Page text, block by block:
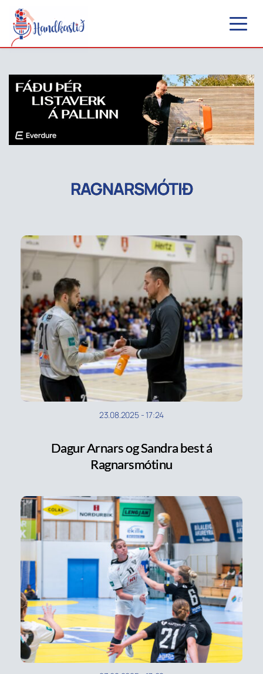
RAGNARSMÓTIÐ
23.08.2025-17:24
Dagur Arnars og Sandra best á
Ragnarsmótinu